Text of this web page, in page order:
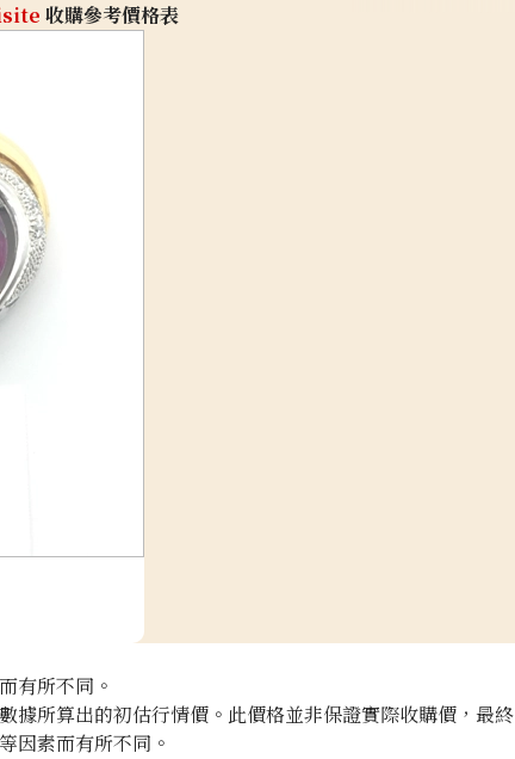
收購參考價格表
有所不同。
據所算出的初估行情價。此價格並非保證實際收購價，最終
因素而有所不同。